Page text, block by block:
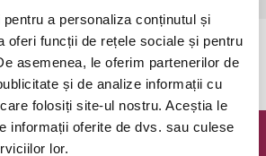
a personaliza conținutul și
oferi funcții de rețele sociale și pentru
asemenea, le oferim partenerilor de
și de analize informații cu
folosiți site-ul nostru. Aceștia le
informații oferite de dvs. sau culese
lor.
Evenimentul a expirat.